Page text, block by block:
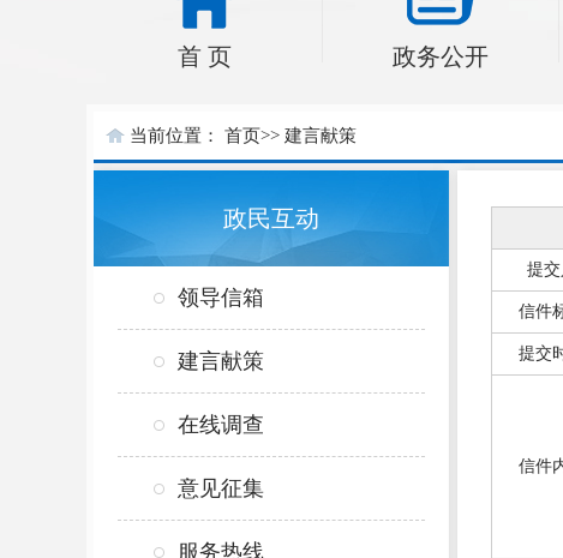
首 页 政务公开
当前位置： 首页>> 建言献策
政民互动
领导信箱
建言献策
在线调查
意见征集
服务热线
提交
信件
提交
信件